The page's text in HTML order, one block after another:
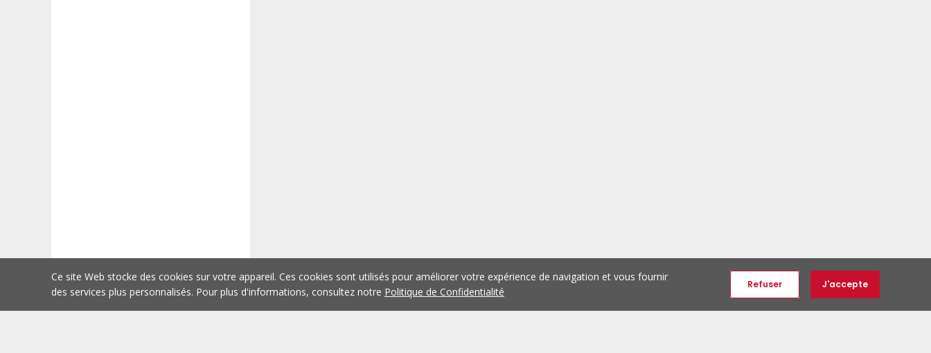
Ce site Web stocke des cookies sur votre appareil. Ces cookies sont utilisés pour améliorer votre expérience de navigation et vous fournir
des services plus personnalisés. Pour plus d'informations, consultez notre Politique de Confidentialité
Refuser J'accepte